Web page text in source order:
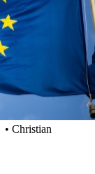
• Christian